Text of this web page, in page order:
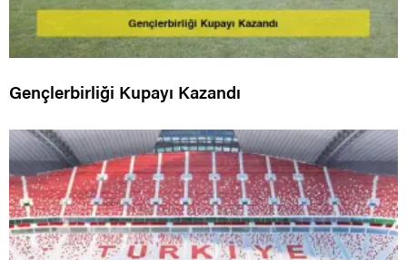
Gençlerbirliği Kupayı Kazandı